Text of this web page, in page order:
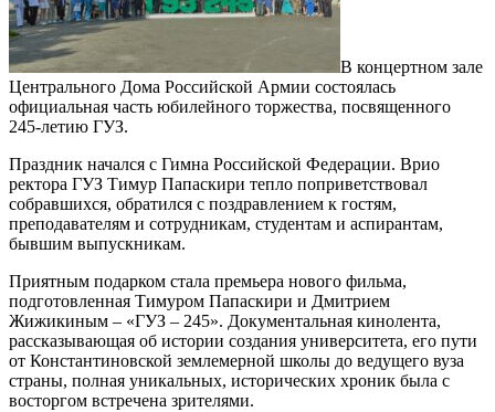
В концертном зале
Центрального Дома Российской Армии состоялась
официальная часть юбилейного торжества, посвященного
245-летию ГУЗ.
Праздник начался с Гимна Российской Федерации. Врио
ректора ГУЗ Тимур Папаскири тепло поприветствовал
собравшихся, обратился с поздравлением к гостям,
преподавателям и сотрудникам, студентам и аспирантам,
бывшим выпускникам.
Приятным подарком стала премьера нового фильма,
подготовленная Тимуром Папаскири и Дмитрием
Жижикиным – «ГУЗ – 245». Документальная кинолента,
рассказывающая об истории создания университета, его пути
от Константиновской землемерной школы до ведущего вуза
страны, полная уникальных, исторических хроник была с
восторгом встречена зрителями.